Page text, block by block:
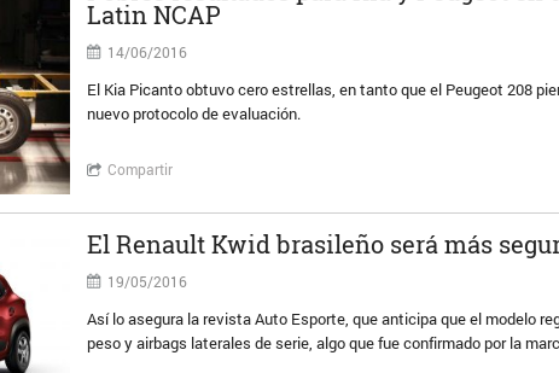
Latin NCAP
14/06/2016
El Kia Picanto obtuvo cero estrellas, en tanto que el Peugeot 208
nuevo protocolo de evaluación.
Compartir
El Renault Kwid brasileño será más
19/05/2016
Así lo asegura la revista Auto Esporte, que anticipa que el modelo
peso y airbags laterales de serie, algo que fue confirmado por la